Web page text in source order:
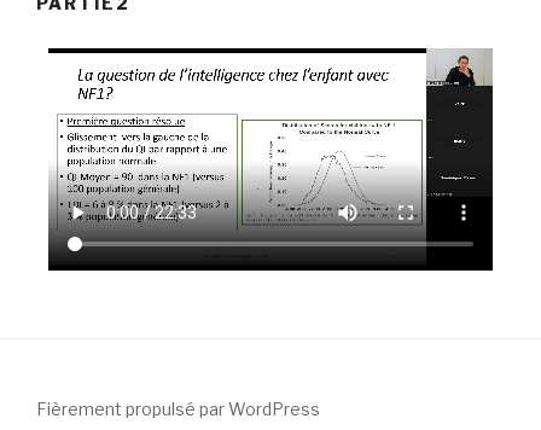
Fièrement propulsé par WordPress